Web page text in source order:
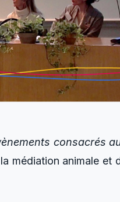
consacrés
médiation animale et